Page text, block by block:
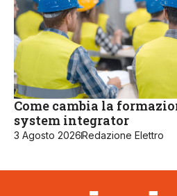
Come cambia la
system integrator
3 Agosto 2026Redazione Elettro